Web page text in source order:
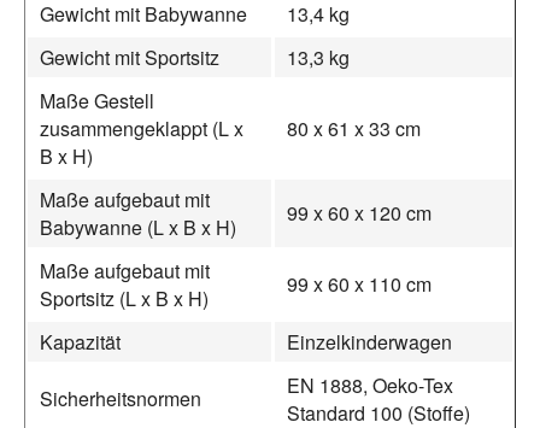
Gewicht mit Babywanne
13,4 kg
Gewicht mit Sportsitz
13,3 kg
Maße Gestell
zusammengeklappt (L x
B x H)
80 x 61 x 33 cm
Maße aufgebaut mit
Babywanne (L x B x H)
99 x 60 x 120 cm
Maße aufgebaut mit
Sportsitz (L x B x H)
99 x 60 x 110 cm
Kapazität Einzelkinderwagen
Sicherheitsnormen
EN 1888, Oeko-Tex
Standard 100 (Stoffe)